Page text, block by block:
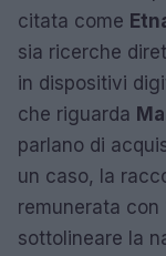
citata come
sia ricerche
in dispositivi
che riguarda
parlano di
un caso, la
remunerata
sottolineare la